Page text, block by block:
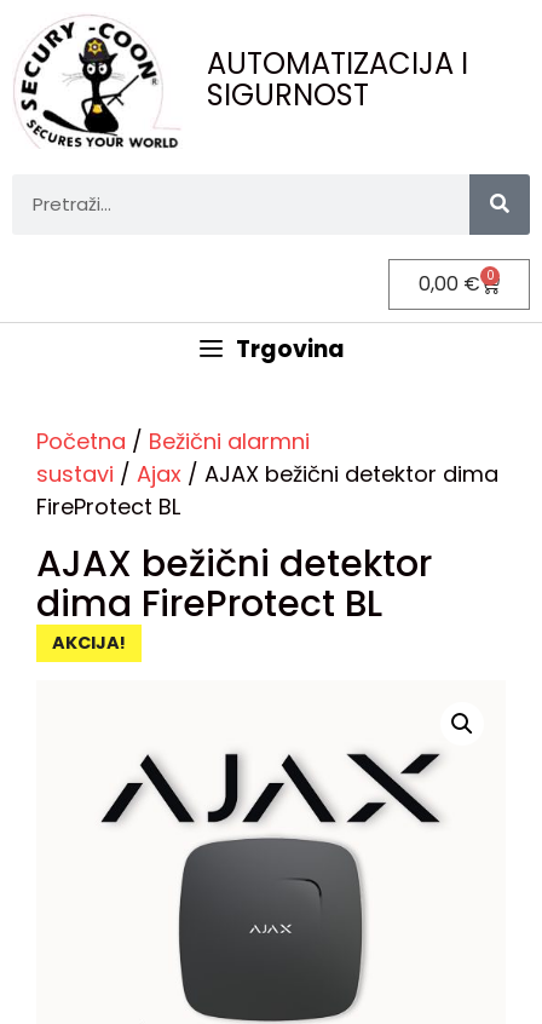
AUTOMATIZACIJA I
SIGURNOST
0,00 € 0
Trgovina
Početna / Bežični alarmni
sustavi / Ajax / AJAX bežični detektor dima
FireProtect BL
AJAX bežični detektor
dima FireProtect BL
AKCIJA!